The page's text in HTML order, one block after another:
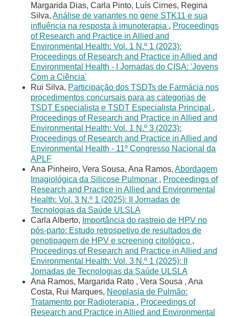
Margarida Dias, Carla Pinto, Luís Cirnes, Regina
Silva, Análise de variantes no gene STK11 e sua
influência na resposta à imunoterapia , Proceedings
of Research and Practice in Allied and
Environmental Health: Vol. 1 N.º 1 (2023):
Proceedings of Research and Practice in Allied and
Environmental Health - I Jornadas do CISA: 'Jovens
Com a Ciência'
Rui Silva, Participação dos TSDTs de Farmácia nos
procedimentos concursais para as categorias de
TSDT Especialista e TSDT Especialista Principal ,
Proceedings of Research and Practice in Allied and
Environmental Health: Vol. 1 N.º 3 (2023):
Proceedings of Research and Practice in Allied and
Environmental Health - 11º Congresso Nacional da
APLF
Ana Pinheiro, Vera Sousa, Ana Ramos, Abordagem
Imagiológica da Silicose Pulmonar , Proceedings of
Research and Practice in Allied and Environmental
Health: Vol. 3 N.º 1 (2025): II Jornadas de
Tecnologias da Saúde ULSLA
Carla Alberto, Importância do rastreio de HPV no
pós-parto: Estudo retrospetivo de resultados de
genotipagem de HPV e screening citológico ,
Proceedings of Research and Practice in Allied and
Environmental Health: Vol. 3 N.º 1 (2025): II
Jornadas de Tecnologias da Saúde ULSLA
Ana Ramos, Margarida Rato , Vera Sousa , Ana
Costa, Rui Marques, Neoplasia de Pulmão:
Tratamento por Radioterapia , Proceedings of
Research and Practice in Allied and Environmental